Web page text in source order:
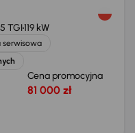
TGI119 kW
serwisowa
Cena promocyjna
81 000 zł